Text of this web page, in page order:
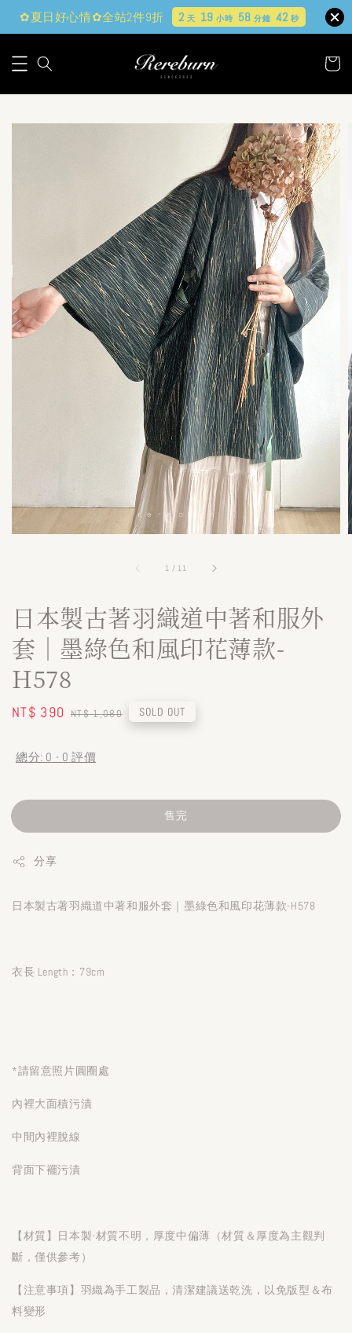
✿夏日好心情✿全站2件9折 2 天 19 小時 58 分鐘 40秒
1 / 11
日本製古著羽織道中著和服外
套｜墨綠色和風印花薄款-
H578
Sale
NT$ 390 Regular
NT$ 1,080 SOLD OUT
總分: 0 - 0 評價
售完
分享
日本製古著羽織道中著和服外套｜墨綠色和風印花薄款-H578
衣長 Length：79cm
*請留意照片圓圈處
內裡大面積污漬
中間內裡脫線
背面下襬污漬
【材質】日本製-材質不明， 厚度中偏薄（材質＆厚度為主觀判
斷，僅供參考）
【注意事項】羽織為手工製品，清潔建議送乾洗，以免版型＆布
料變形